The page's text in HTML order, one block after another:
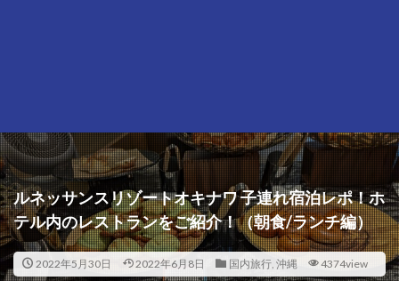
ルネッサンスリゾートオキナワ 子連れ宿泊レポ！ホ
テル内のレストランをご紹介！（朝食/ランチ編）
2022年5月30日 2022年6月8日 国内旅行, 沖縄 4374view